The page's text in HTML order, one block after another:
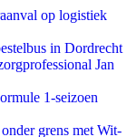
op logistiek
in Dordrecht
Jan
1-seizoen
grens met Wit-